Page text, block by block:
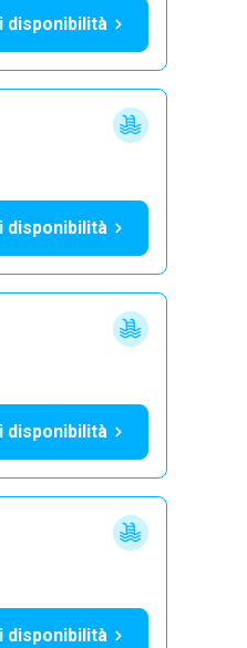
disponibilità
disponibilità
disponibilità
disponibilità